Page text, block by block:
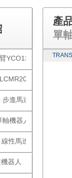
YCO1300
進馬達單軸
機器人
性馬達
器人
產
單